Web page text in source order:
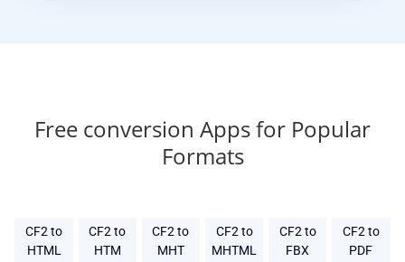
Free conversion Apps for Popular
Formats
CF2 to
HTML
CF2 to
HTM
CF2 to
MHT
CF2 to
MHTML
CF2 to
FBX
CF2 to
PDF